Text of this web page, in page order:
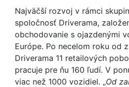
Najväčší rozvoj v rámci
spoločnosť Driverama,
obchodovanie s ojazdenými
Európe. Po necelom roku od
Driverama 11 retailových
pracuje pre ňu 160 ľudí. V
viac než 1000 vozidiel. „Od